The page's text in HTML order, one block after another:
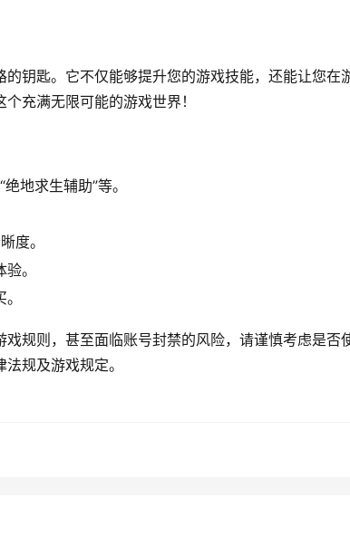
钥匙。它不仅能够提升您的游戏技能，还能让您在
充满无限可能的游戏世界！
地求生辅助”等。
度。
。
规则，甚至面临账号封禁的风险，请谨慎考虑是否
规及游戏规定。